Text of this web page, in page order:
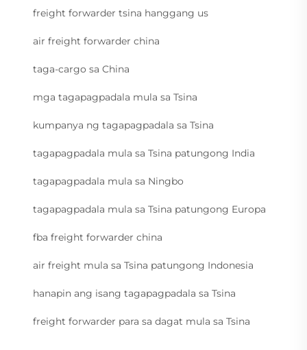
freight forwarder tsina hanggang us
air freight forwarder china
taga-cargo sa China
mga tagapagpadala mula sa Tsina
kumpanya ng tagapagpadala sa Tsina
tagapagpadala mula sa Tsina patungong India
tagapagpadala mula sa Ningbo
tagapagpadala mula sa Tsina patungong Europa
fba freight forwarder china
air freight mula sa Tsina patungong Indonesia
hanapin ang isang tagapagpadala sa Tsina
freight forwarder para sa dagat mula sa Tsina